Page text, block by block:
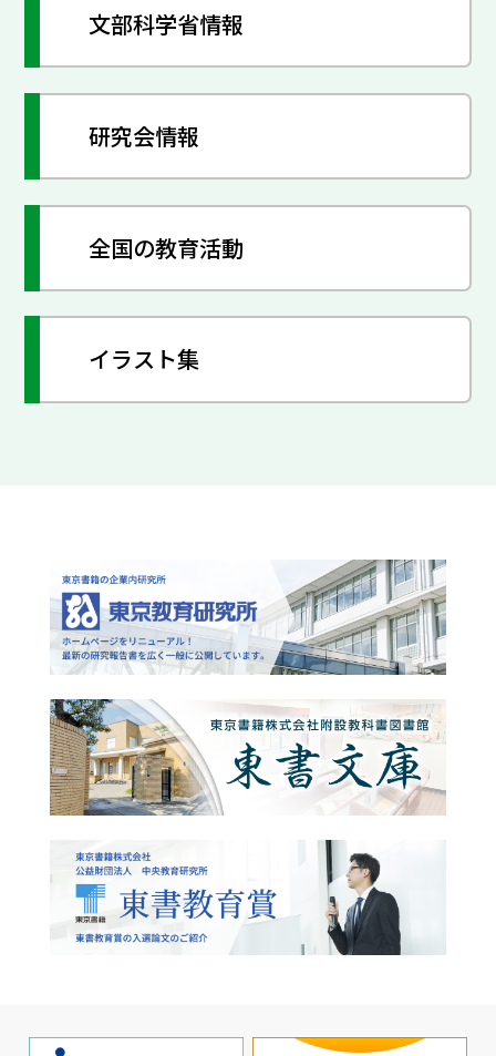
文部科学省情報
研究会情報
全国の教育活動
イラスト集